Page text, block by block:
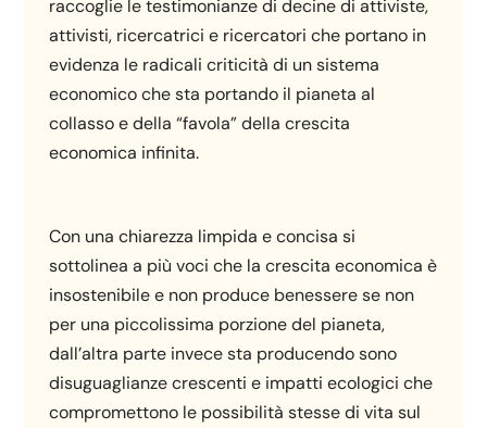
raccoglie le testimonianze di decine di attiviste,
attivisti, ricercatrici e ricercatori che portano in
evidenza le radicali criticità di un sistema
economico che sta portando il pianeta al
collasso e della “favola” della crescita
economica infinita.
Con una chiarezza limpida e concisa si
sottolinea a più voci che la crescita economica è
insostenibile e non produce benessere se non
per una piccolissima porzione del pianeta,
dall’altra parte invece sta producendo sono
disuguaglianze crescenti e impatti ecologici che
compromettono le possibilità stesse di vita sul